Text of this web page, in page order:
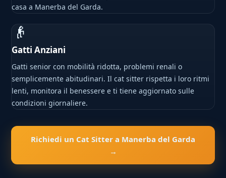
casa a Manerba del Garda.
👴
Gatti Anziani
Gatti senior con mobilità ridotta, problemi renali o
semplicemente abitudinari. Il cat sitter rispetta i loro ritmi
lenti, monitora il benessere e ti tiene aggiornato sulle
condizioni giornaliere.
Richiedi un Cat Sitter a Manerba del Garda
→